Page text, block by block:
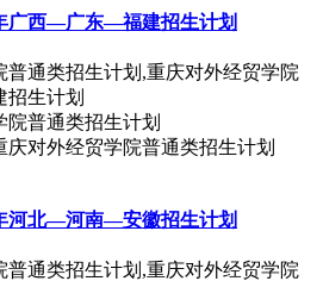
广西—广东—福建招生计划
普通类招生计划,重庆对外经贸学院
生计划
庆对外经贸学院普通类招生计划
河北—河南—安徽招生计划
普通类招生计划,重庆对外经贸学院